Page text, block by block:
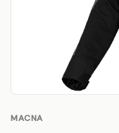
MACNA